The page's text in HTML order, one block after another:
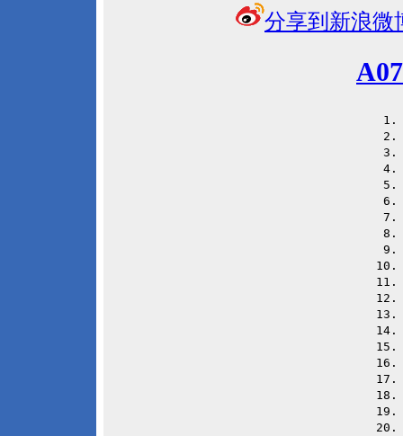
分享到新浪微
1.
2.
3.
4.
5.
6.
7.
8.
9.
10.
11.
12.
13.
14.
15.
16.
17.
18.
19.
20.